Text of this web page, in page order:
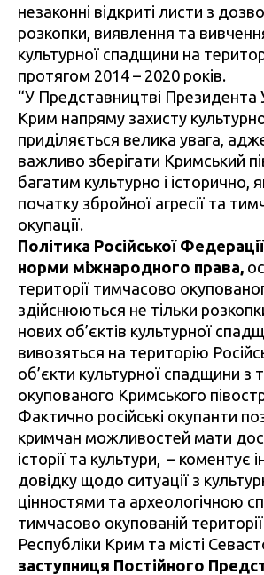
незаконні відкриті листи з
розкопки, виявлення та
культурної спадщини на
протягом 2014 – 2020 років.
“У Представництві Президента
Крим напряму захисту
приділяється велика увага,
важливо зберігати Кримський
багатим культурно і історично,
початку збройної агресії та
окупації.
Політика Російської
норми міжнародного права,
території тимчасово
здійснюються не тільки
нових об’єктів культурної
вивозяться на територію
об’єкти культурної спадщини з
окупованого Кримського
Фактично російські окупанти
кримчан можливостей мати
історії та культури, – коментує
довідку щодо ситуації з
цінностями та археологічною
тимчасово окупованій
Республіки Крим та місті
заступниця Постійного